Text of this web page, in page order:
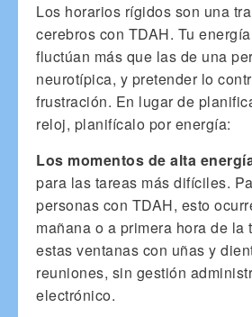
Los horarios rígidos son una
cerebros con TDAH. Tu
fluctúan más que las de una
neurotípica, y pretender lo
frustración. En lugar de
reloj, planifícalo por energía:
Los momentos de alta
para las tareas más difíciles.
personas con TDAH, esto
mañana o a primera hora de la
estas ventanas con uñas y
reuniones, sin gestión
electrónico.